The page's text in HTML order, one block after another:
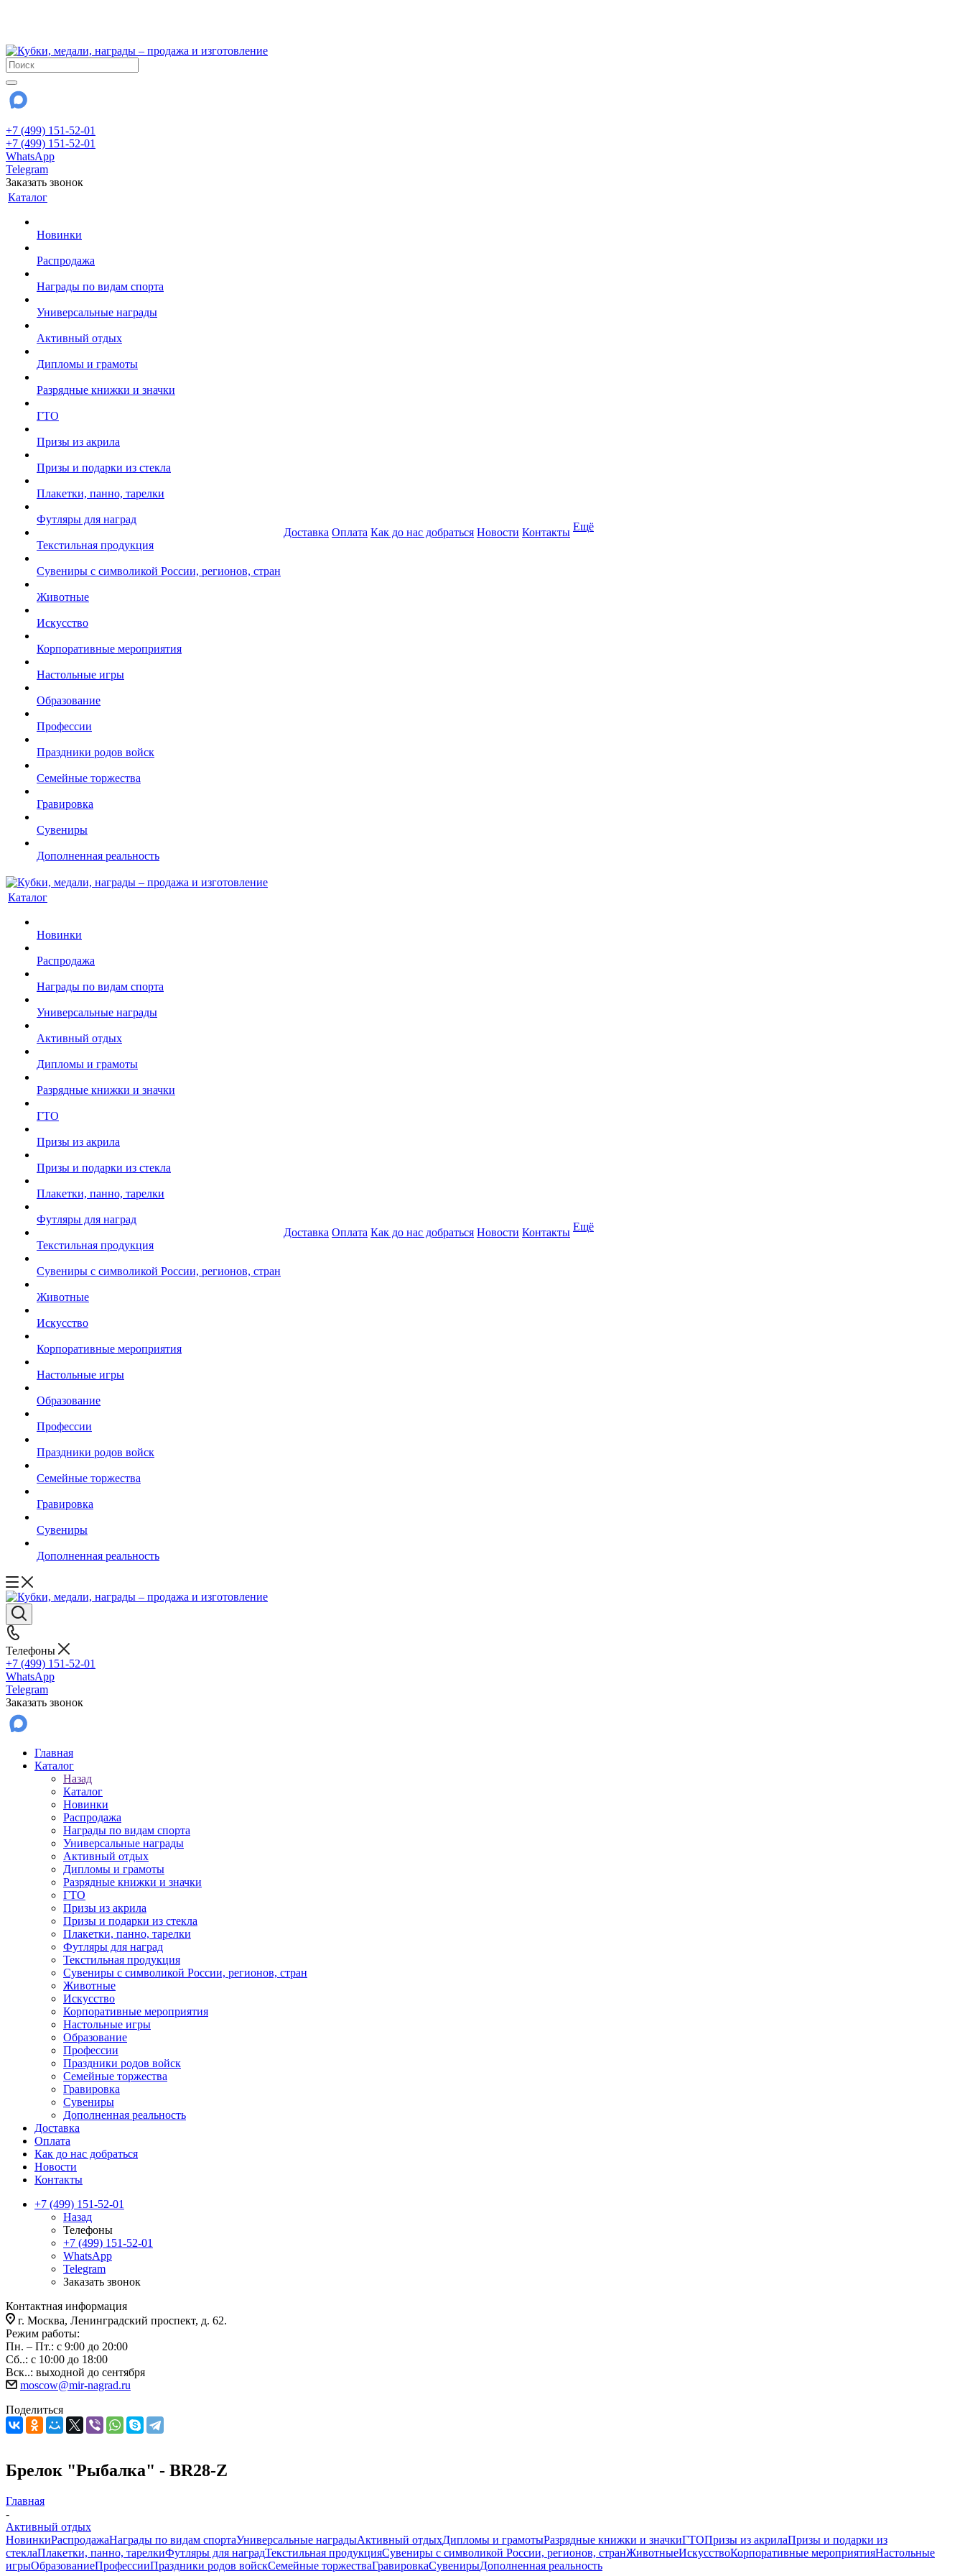
+7 (499) 151-52-01
+7 (499) 151-52-01
WhatsApp
Telegram
Заказать звонок
Каталог
Новинки
Распродажа
Награды по видам спорта
Универсальные награды
Активный отдых
Дипломы и грамоты
Разрядные книжки и значки
ГТО
Призы из акрила
Призы и подарки из стекла
Плакетки, панно, тарелки
Футляры для наград
Текстильная продукция
Сувениры с символикой России, регионов, стран
Животные
Искусство
Корпоративные мероприятия
Настольные игры
Образование
Профессии
Праздники родов войск
Семейные торжества
Гравировка
Сувениры
Дополненная реальность
Доставка Оплата Как до нас добраться Новости Контакты Ещё
Каталог
Новинки
Распродажа
Награды по видам спорта
Универсальные награды
Активный отдых
Дипломы и грамоты
Разрядные книжки и значки
ГТО
Призы из акрила
Призы и подарки из стекла
Плакетки, панно, тарелки
Футляры для наград
Текстильная продукция
Сувениры с символикой России, регионов, стран
Животные
Искусство
Корпоративные мероприятия
Настольные игры
Образование
Профессии
Праздники родов войск
Семейные торжества
Гравировка
Сувениры
Дополненная реальность
Доставка Оплата Как до нас добраться Новости Контакты Ещё
Телефоны
+7 (499) 151-52-01
WhatsApp
Telegram
Заказать звонок
Главная
Каталог
Назад
Каталог
Новинки
Распродажа
Награды по видам спорта
Универсальные награды
Активный отдых
Дипломы и грамоты
Разрядные книжки и значки
ГТО
Призы из акрила
Призы и подарки из стекла
Плакетки, панно, тарелки
Футляры для наград
Текстильная продукция
Сувениры с символикой России, регионов, стран
Животные
Искусство
Корпоративные мероприятия
Настольные игры
Образование
Профессии
Праздники родов войск
Семейные торжества
Гравировка
Сувениры
Дополненная реальность
Доставка
Оплата
Как до нас добраться
Новости
Контакты
+7 (499) 151-52-01
Назад
Телефоны
+7 (499) 151-52-01
WhatsApp
Telegram
Заказать звонок
Контактная информация
г. Москва, Ленинградский проспект, д. 62.
Режим работы:
Пн. – Пт.: с 9:00 до 20:00
Сб..: с 10:00 до 18:00
Вск..: выходной до сентября
moscow@mir-nagrad.ru
Поделиться
Брелок "Рыбалка" - BR28-Z
Главная
-
Активный отдых
НовинкиРаспродажаНаграды по видам спортаУниверсальные наградыАктивный отдыхДипломы и грамотыРазрядные книжки и значкиГТОПризы из акрилаПризы и подарки из
стеклаПлакетки, панно, тарелкиФутляры для наградТекстильная продукцияСувениры с символикой России, регионов, странЖивотныеИскусствоКорпоративные мероприятияНастольные
игрыОбразованиеПрофессииПраздники родов войскСемейные торжестваГравировкаСувенирыДополненная реальность